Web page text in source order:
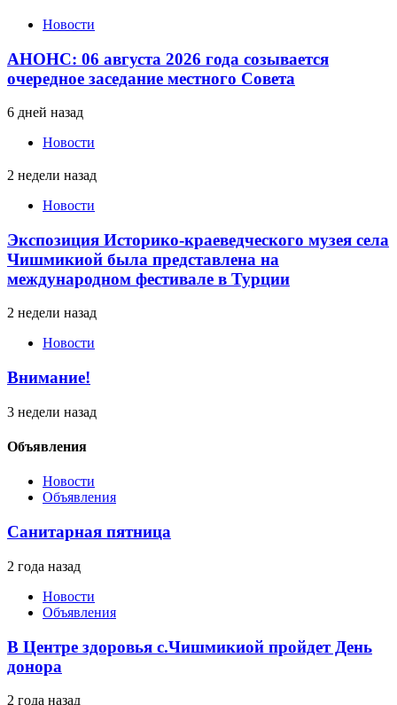
Новости
АНОНС: 06 августа 2026 года созывается
очередное заседание местного Совета
6 дней назад
Новости
2 недели назад
Новости
Экспозиция Историко-краеведческого музея села
Чишмикиой была представлена на
международном фестивале в Турции
2 недели назад
Новости
Внимание!
3 недели назад
Объявления
Новости
Объявления
Санитарная пятница
2 года назад
Новости
Объявления
В Центре здоровья с.Чишмикиой пройдет День
донора
2 года назад